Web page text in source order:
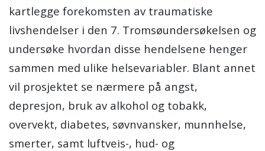
kartlegge forekomsten av traumatiske
livshendelser i den 7. Tromsøundersøkelsen og
undersøke hvordan disse hendelsene henger
sammen med ulike helsevariabler. Blant annet
vil prosjektet se nærmere på angst,
depresjon, bruk av alkohol og tobakk,
overvekt, diabetes, søvnvansker, munnhelse,
smerter, samt luftveis-, hud- og